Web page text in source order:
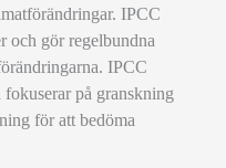
IPCC
och gör regelbundna
IPCC
på granskning
för att bedöma